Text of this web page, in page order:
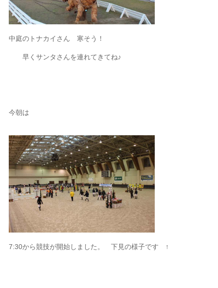
中庭のトナカイさん 寒そう！
早くサンタさんを連れてきてね♪
今朝は
7:30から競技が開始しました。 下見の様子です ↑